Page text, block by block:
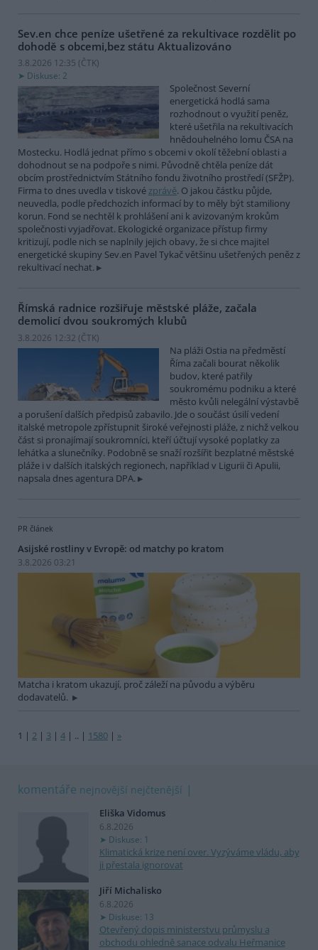
Sev.en chce peníze ušetřené za rekultivace rozdělit po
dohodě s obcemi,bez státu Aktualizováno
3.8.2026 12:35 (ČTK)
Diskuse: 2
Společnost Severní
energetická hodlá sama
rozhodnout o využití peněz,
které ušetřila na rekultivacích
hnědouhelného lomu ČSA na
Mostecku. Hodlá jednat přímo s obcemi v okolí těžební oblasti a
dohodnout se na podpoře s nimi. Původně chtěla peníze dát
obcím prostřednictvím Státního fondu životního prostředí (SFŽP).
Firma to dnes uvedla v tiskovézprávě. O jakou částku půjde,
neuvedla, podle předchozích informací by to měly být stamiliony
korun. Fond se nechtěl k prohlášení ani k avizovaným krokům
společnosti vyjadřovat. Ekologické organizace přístup firmy
kritizují, podle nich se naplnily jejich obavy, že si chce majitel
energetické skupiny Sev.en Pavel Tykač většinu ušetřených peněz z
rekultivací nechat.
Římská radnice rozšiřuje městské pláže, začala
demolicí dvou soukromých klubů
3.8.2026 12:32 (ČTK)
Na pláži Ostia na předměstí
Říma začali bourat několik
budov, které patřily
soukromému podniku a které
město kvůli nelegální výstavbě
a porušení dalších předpisů zabavilo. Jde o součást úsilí vedení
italské metropole zpřístupnit široké veřejnosti pláže, z nichž velkou
část si pronajímají soukromníci, kteří účtují vysoké poplatky za
lehátka a slunečníky. Podobně se snaží rozšířit bezplatné městské
pláže i v dalších italských regionech, například v Ligurii či Apulii,
napsala dnes agentura DPA.
PR článek
Asijské rostliny v Evropě: od matchy po kratom
3.8.2026 03:21
Matcha i kratom ukazují, proč záleží na původu a výběru
dodavatelů.
1 | 2 | 3 | 4 | .. | 1580 | »
komentáře nejnovější nejčtenější
Eliška Vidomus
6.8.2026
Diskuse: 1
Klimatická krize není over. Vyzýváme vládu, aby
ji přestala ignorovat
Jiří Michalisko
6.8.2026
Diskuse: 13
Otevřený dopis ministerstvu průmyslu a
obchodu ohledně sanace odvalu Heřmanice